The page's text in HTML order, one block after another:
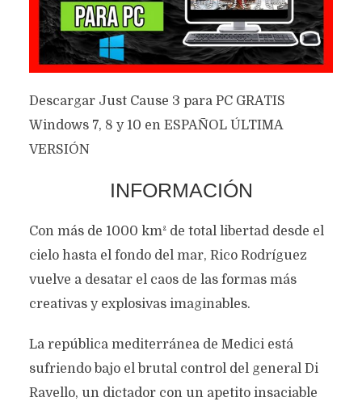
Descargar Just Cause 3 para PC GRATIS
Windows 7, 8 y 10 en ESPAÑOL ÚLTIMA
VERSIÓN
INFORMACIÓN
Con más de 1000 km² de total libertad desde el
cielo hasta el fondo del mar, Rico Rodríguez
vuelve a desatar el caos de las formas más
creativas y explosivas imaginables.
La república mediterránea de Medici está
sufriendo bajo el brutal control del general Di
Ravello, un dictador con un apetito insaciable